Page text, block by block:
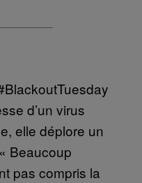
d’un virus
elle déplore un
Beaucoup
pas compris la